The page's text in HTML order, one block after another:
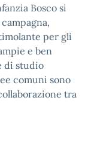
Bosco si
per gli
e ben
di studio
comuni sono
tra